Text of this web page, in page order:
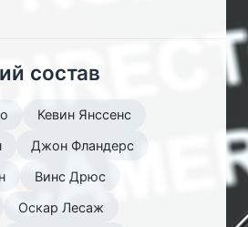
состав
Кевин Янссенс
Джон Фландерс
Винс Дрюс
Оскар Лесаж